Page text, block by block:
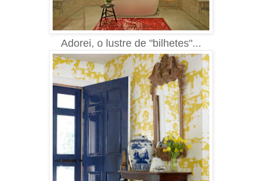
Adorei, o lustre de "bilhetes"...